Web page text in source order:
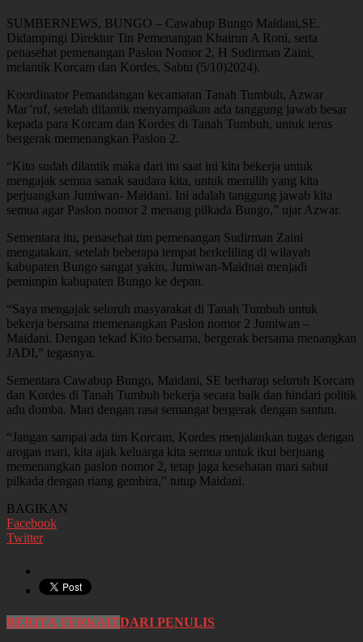
SUMBERNEWS, BUNGO – Cawabup Bungo Maidani,SE.
Didampingi Direktur Tin Pemenangan Khairun A Roni, serta
penasehat pemenangan Paslon Nomor 2, H Sudirman Zaini,
melantik Korcam dan Kordes, Sabtu (5/10)2024).
Koordinator Pemandangan kecamatan Tanah Tumbuh, Azwar
Mar’ruf, setelah dilantik menyampaikan ada tanggung jawab besar
kepada para Korcam dan Kordes di Tanah Tumbuh, untuk terus
bergerak memenangkan Paslon 2.
“Kito sudah dilantik maka dari itu saat ini kita bekerja untuk
mengajak semua sanak saudara kita, untuk memilih yang kita
perjuangkan Jumiwan- Maidani. Ini adalah tanggung jawab kita
semua agar Paslon nomor 2 menang pilkada Bungo,” ujar Azwar.
Sementara itu, penasehat tim pemenangan Sudirman Zaini
mengatakan, setelah beberapa tempat berkeliling di wilayah
kabupaten Bungo sangat yakin, Jumiwan-Maidnai menjadi
pemimpin kabupaten Bungo ke depan.
“Saya mengajak seluruh masyarakat di Tanah Tumbuh untuk
bekerja bersama memenangkan Paslon nomor 2 Jumiwan –
Maidani. Dengan tekad Kito bersama, bergerak bersama menangkan
JADI,” tegasnya.
Sementara Cawabup Bungo, Maidani, SE berharap seluruh Korcam
dan Kordes di Tanah Tumbuh bekerja secara baik dan hindari politik
adu domba. Mari dengan rasa semangat bergerak dengan santun.
“Jangan sampai ada tim Korcam, Kordes menjalankan tugas dengan
arogan mari, kita ajak keluarga kita semua untuk ikut berjuang
memenangkan paslon nomor 2, tetap jaga kesehatan mari sabut
pilkada dengan riang gembira,” tutup Maidani.
BAGIKAN
Facebook
Twitter
BERITA TERKAITDARI PENULIS